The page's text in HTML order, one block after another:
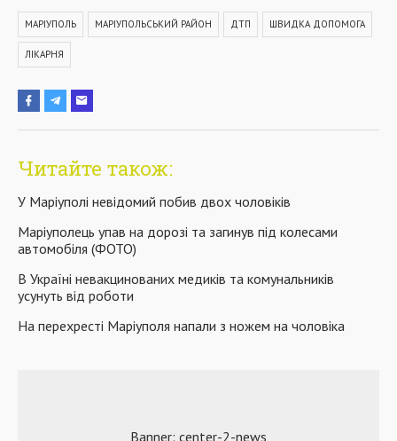
МАРІУПОЛЬ МАРІУПОЛЬСЬКИЙ РАЙОН ДТП ШВИДКА ДОПОМОГА
ЛІКАРНЯ
Читайте також:
У Маріуполі невідомий побив двох чоловіків
Маріуполець упав на дорозі та загинув під колесами
автомобіля (ФОТО)
В Україні невакцинованих медиків та комунальників
усунуть від роботи
На перехресті Маріуполя напали з ножем на чоловіка